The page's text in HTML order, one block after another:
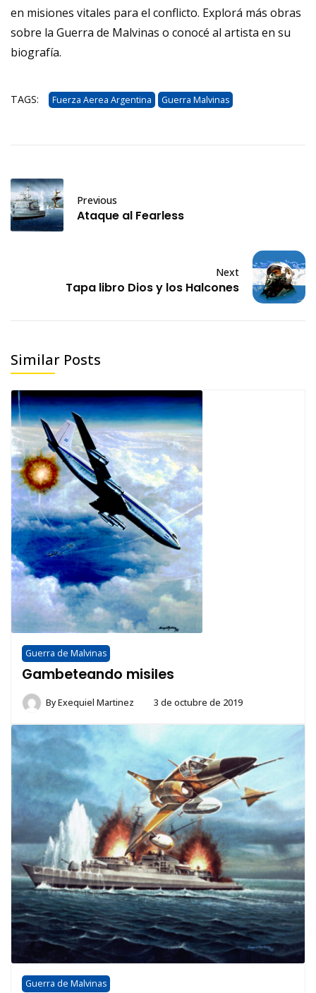
en misiones vitales para el conflicto. Explorá más obras
sobre la Guerra de Malvinas o conocé al artista en su
biografía.
TAGS: Fuerza Aerea Argentina Guerra Malvinas
Previous
Ataque al Fearless
Next
Tapa libro Dios y los Halcones
Similar Posts
Guerra de Malvinas
Gambeteando misiles
ByExequiel Martinez 3 de octubre de 2019
Guerra de Malvinas